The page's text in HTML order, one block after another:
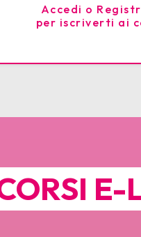
Accedi o
per iscriverti ai